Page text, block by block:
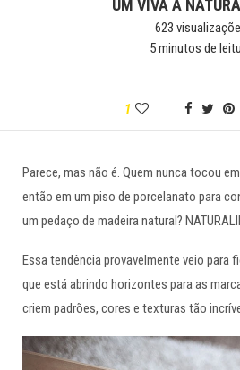
UM VIVA À
623
5 minutos de
1
Parece, mas não é. Quem nunca tocou
então em um piso de porcelanato para
um pedaço de madeira natural?
Essa tendência provavelmente veio para
que está abrindo horizontes para as
criem padrões, cores e texturas tão